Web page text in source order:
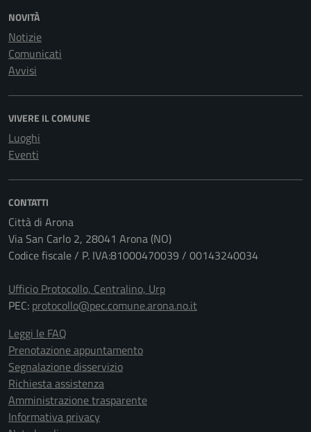
NOVITÀ
Notizie
Comunicati
Avvisi
VIVERE IL COMUNE
Luoghi
Eventi
CONTATTI
Città di Arona
Via San Carlo 2, 28041 Arona (NO)
Codice fiscale / P. IVA:81000470039 / 00143240034
Ufficio Protocollo, Centralino, Urp
PEC: protocollo@pec.comune.arona.no.it
Leggi le FAQ
Prenotazione appuntamento
Segnalazione disservizio
Richiesta assistenza
Amministrazione trasparente
Informativa privacy